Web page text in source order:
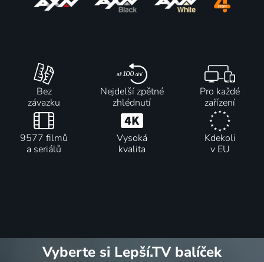
Bez
závazku
Nejdelší zpětné
zhlédnutí
Pro každé
zařízení
9577 filmů
a seriálů
Vysoká
kvalita
Kdekoli
v EU
Vyberte si Lepší.TV balíček